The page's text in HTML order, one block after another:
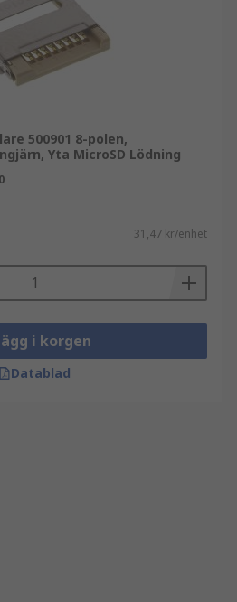
500901 8-polen,
Yta MicroSD Lödning
31,47 kr/enhet
i korgen
Datablad